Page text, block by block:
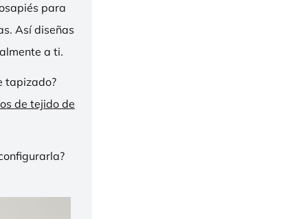
para
Así diseñas
a ti.
tapizado?
de tejido de